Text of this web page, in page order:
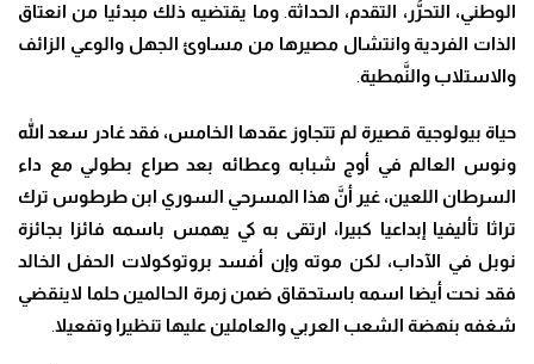
الوطني، التحرُّر ، التقدم، الحداثة.وما يقتضيه ذلك مبدئيا من انعتاق
الذات الفردية وانتشال مصيرها من مساوئ الجهل والوعي الزائف
والاستلاب والنَّمطية
حياة بيولوجية قصيرة لم تتجاوز عقدها الخامس، فقد غادر سعد الله
ونوس العالم في أوج شبابه وعطائه بعد صراع بطولي مع داء
السرطان اللعين، غير أنَّ هذا المسرحي السوري ابن طرطوس ترك
تراثا تأليفيا إبداعيا كبيرا، ارتقى به كي يهمس باسمه فائزا بجائزة
نوبل في الآداب، لكن موته وإن أفسد بروتوكولات الحفل الخالد
فقد نحت أيضا اسمه باستحقاق ضمن زمرة الحالمين حلما لاينقضي
شغفه بنهضة الشعب العربي والعاملين عليها تنظيرا وتفعيلا